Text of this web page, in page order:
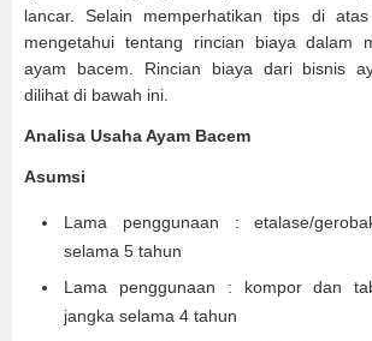
lancar. Selain memperhatikan tips di
mengetahui tentang rincian biaya dalam
ayam bacem. Rincian biaya dari bisnis
dilihat di bawah ini.
Analisa Usaha Ayam Bacem
Asumsi
Lama penggunaan : etalase/
selama 5 tahun
Lama penggunaan : kompor dan
jangka selama 4 tahun